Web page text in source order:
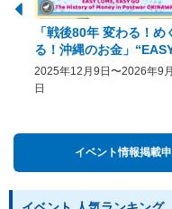
「戦後80年 変わる！め
る！沖縄のお金」
COME, EASY GO －
History of Money in
2025年12月9日〜2026年9
日
イベント情報掲載